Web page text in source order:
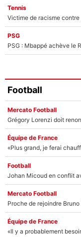
Tennis
PSG
PSG : Mbappé achève le
Football
Mercato Football
Équipe de France
Football
Mercato Football
Équipe de France